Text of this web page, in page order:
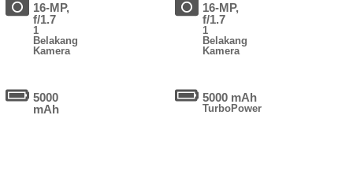
16-MP,
f/1.7
1
Belakang
Kamera
5000
mAh
16-MP,
f/1.7
1
Belakang
Kamera
5000 mAh
TurboPower